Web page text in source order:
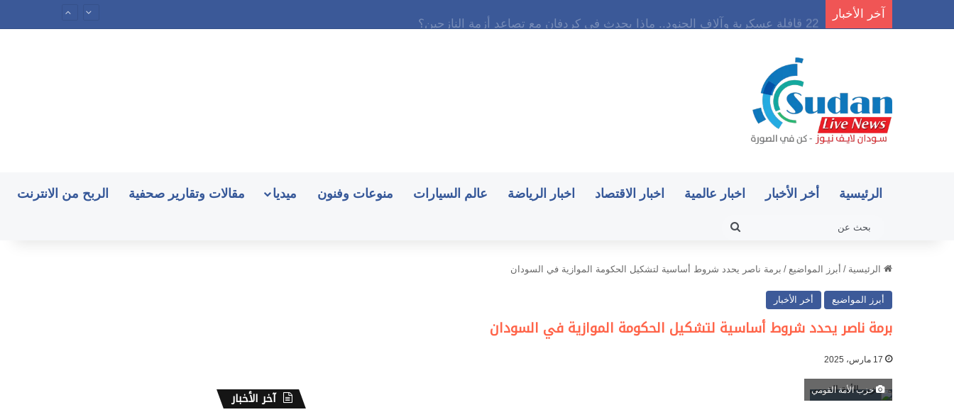
آخر الأخبار
الرئيسية أخر الأخبار اخبار عالمية اخبار الاقتصاد اخبار الرياضة عالم السيارات منوعات وفنون ميديا مقالات وتقارير صحفية الربح من الانترنت
الرئيسية / أبرز المواضيع / برمة ناصر يحدد شروط أساسية لتشكيل الحكومة الموازية في السودان
أبرز المواضيع أخر الأخبار
برمة ناصر يحدد شروط أساسية لتشكيل الحكومة الموازية في السودان
17 مارس، 2025
حزب الأمة القومي آخر الأخبار